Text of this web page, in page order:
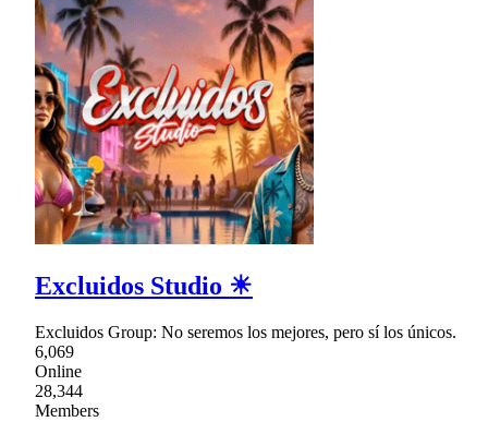
Excluidos Studio ☀
Excluidos Group: No seremos los mejores, pero sí los únicos.
6,069
Online
28,344
Members